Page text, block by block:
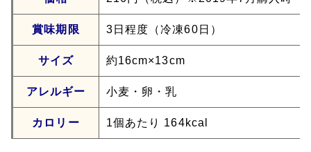
賞味期限 3日程度（冷凍60日）
サイズ 約16cm×13cm
アレルギー 小麦・卵・乳
カロリー 1個あたり 164kcal